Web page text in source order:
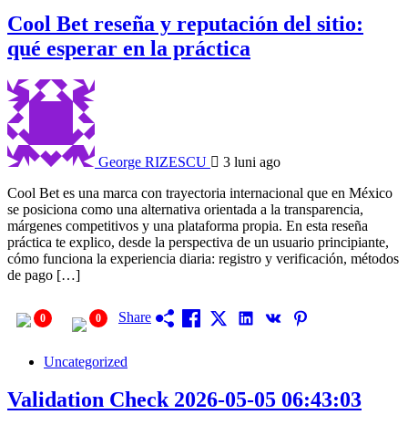
Cool Bet reseña y reputación del sitio:
qué esperar en la práctica
George RIZESCU
3 luni ago
Cool Bet es una marca con trayectoria internacional que en México
se posiciona como una alternativa orientada a la transparencia,
márgenes competitivos y una plataforma propia. En esta reseña
práctica te explico, desde la perspectiva de un usuario principiante,
cómo funciona la experiencia diaria: registro y verificación, métodos
de pago […]
0 0 Share
Uncategorized
Validation Check 2026-05-05 06:43:03